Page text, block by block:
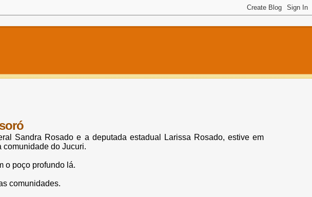
Sandra Rosado e a deputada estadual Larissa Rosado, estive em
comunidade do Jucuri.
o poço profundo lá.
comunidades.